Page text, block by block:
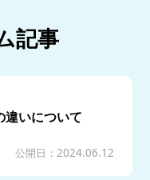
記事
違いについて
公開日：2024.06.12